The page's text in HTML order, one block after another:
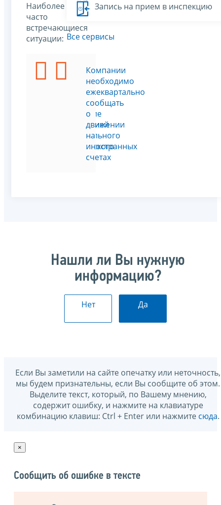
Наиболее
часто
встречающиеся
ситуации:
хочу
узнать
открытие
компанией
специального
банковского
счёта
Компании
необходимо
ежеквартально
сообщать
о
движении
на
иностранных
счетах
Запись на прием в инспекцию
Все сервисы
Нашли ли Вы нужную
информацию?
Нет Да
Если Вы заметили на сайте опечатку или неточность,
мы будем признательны, если Вы сообщите об этом.
Выделите текст, который, по Вашему мнению,
содержит ошибку, и нажмите на клавиатуре
комбинацию клавиш: Ctrl + Enter или нажмите сюда.
×
Сообщить об ошибке в тексте